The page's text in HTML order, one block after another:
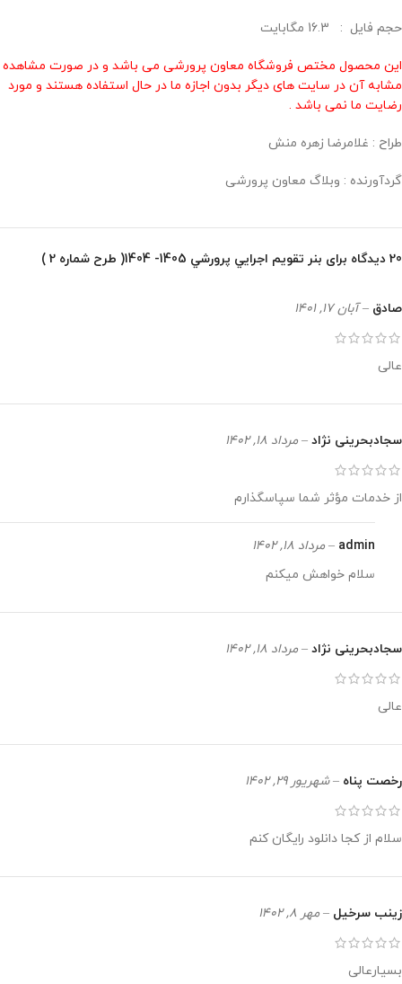
حجم فايل : 16.3 مگابايت
این محصول مختص فروشگاه معاون پرورشی می باشد و در صورت مشاهده
مشابه آن در سایت های دیگر بدون اجازه ما در حال استفاده هستند و مورد
رضایت ما نمی باشد .
طراح : غلامرضا زهره منش
گردآورنده : وبلاگ معاون پرورشی
20 دیدگاه برای بنر تقويم اجرايي پرورشي 1405- 1404( طرح شماره 2 )
صادق – آبان 17, 1401
عالی
سجادبحرینی نژاد – مرداد 18, 1402
از خدمات مؤثر شما سپاسگذارم
admin
– مرداد 18, 1402
سلام خواهش میکنم
سجادبحرینی نژاد – مرداد 18, 1402
عالی
رخصت پناه – شهریور 29, 1402
سلام از کجا دانلود رایگان کنم
زینب سرخیل – مهر 8, 1402
بسیارعالی